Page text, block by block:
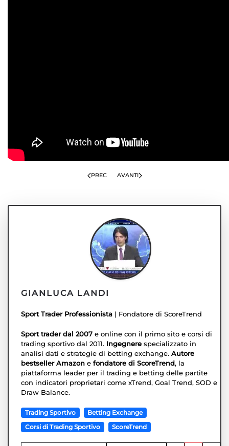
PREC AVANTI
GIANLUCA LANDI
Sport Trader Professionista | Fondatore di ScoreTrend
Sport trader dal 2007 e online con il primo sito e corsi di
trading sportivo dal 2011. Ingegnere specializzato in
analisi dati e strategie di betting exchange. Autore
bestseller Amazon e fondatore di ScoreTrend, la
piattaforma leader per il trading e betting delle partite
con indicatori proprietari come xTrend, Goal Trend, SOD e
Draw Balance.
Trading Sportivo
Betting Exchange
Corsi di Trading Sportivo
ScoreTrend